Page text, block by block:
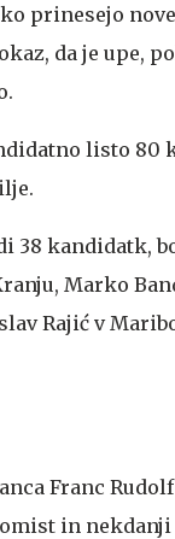
prinesejo nove
da je upe,
listo 80
38 kandidatk,
Marko
Rajić v
Franc
in nekdanji